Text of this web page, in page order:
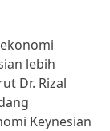
lebih
Dr. Rizal
Keynesian